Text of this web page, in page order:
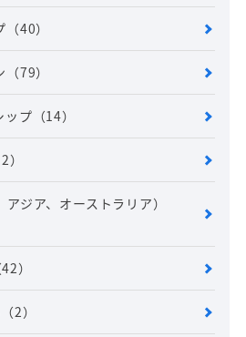
（40）
（79）
ップ （14）
）
ジア、オーストラリア）
42）
（2）